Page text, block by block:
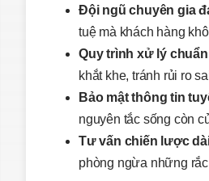
Đội ngũ chuyên gia
tuệ mà khách hàng
Quy trình xử lý
khắt khe, tránh rủi ro
Bảo mật thông tin
nguyên tắc sống còn
Tư vấn chiến lược
phòng ngừa những